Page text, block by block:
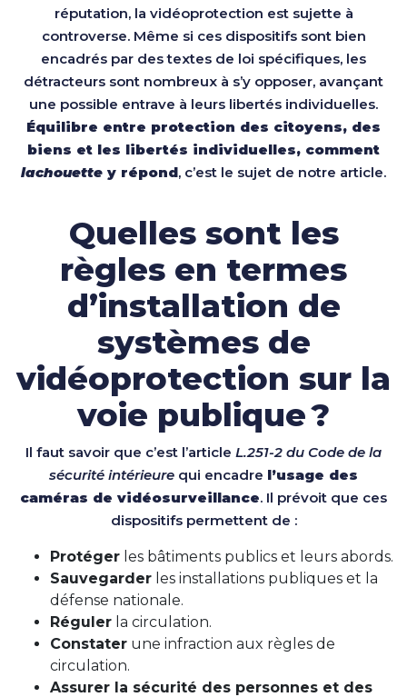
réputation, la vidéoprotection est sujette à
controverse. Même si ces dispositifs sont bien
encadrés par des textes de loi spécifiques, les
détracteurs sont nombreux à s’y opposer, avançant
une possible entrave à leurs libertés individuelles.
Équilibre entre protection des citoyens, des
biens et les libertés individuelles, comment
lachouette y répond, c’est le sujet de notre article.
Quelles sont les
règles en termes
d’installation de
systèmes de
vidéoprotection sur la
voie publique ?
Il faut savoir que c’est l’article L.251-2 du Code de la
sécurité intérieure qui encadre l’usage des
caméras de vidéosurveillance. Il prévoit que ces
dispositifs permettent de :
Protéger les bâtiments publics et leurs abords.
Sauvegarder les installations publiques et la
défense nationale.
Réguler la circulation.
Constater une infraction aux règles de
circulation.
Assurer la sécurité des personnes et des